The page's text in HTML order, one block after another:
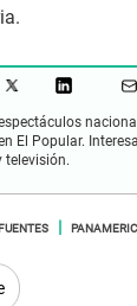
El Popular.
televisión.